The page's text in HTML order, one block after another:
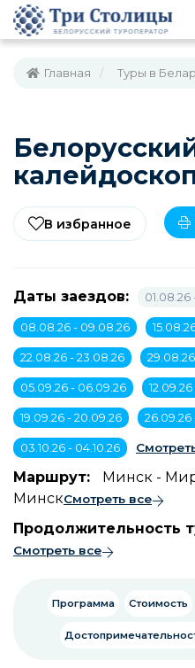
Главная Туры в
В избранное
Даты заездов:
08.08.26 - 09.08.26
22.08.26 - 23.08.26
05.09.26 - 06.09.26
19.09.26 - 20.09.26 26.09.26
03.10.26 - 04.10.26
Маршрут:
Минск -
МинскСмотреть все
Продолжительность
Смотреть все
Программа Стоимость